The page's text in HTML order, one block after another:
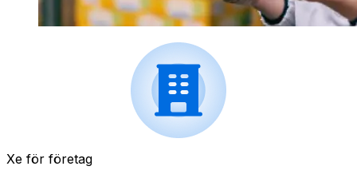
Xe för företag